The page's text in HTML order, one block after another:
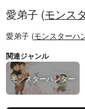
愛弟子 (モンス
愛弟子 (モンスターハ
関連ジャンル
モンスターハンター